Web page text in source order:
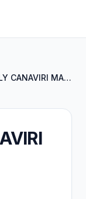
ANAHI KELY CANAVIRI MAMANI